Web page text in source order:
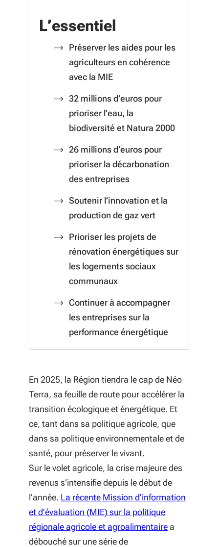
L’essentiel
Préserver les aides pour les
agriculteurs en cohérence
avec la MIE
32 millions d’euros pour
prioriser l’eau, la
biodiversité et Natura 2000
26 millions d’euros pour
prioriser la décarbonation
des entreprises
Soutenir l’innovation et la
production de gaz vert
Prioriser les projets de
rénovation énergétiques sur
les logements sociaux
communaux
Continuer à accompagner
les entreprises sur la
performance énergétique
En 2025, la Région tiendra le cap de Néo
Terra, sa feuille de route pour accélérer la
transition écologique et énergétique. Et
ce, tant dans sa politique agricole, que
dans sa politique environnementale et de
santé, pour préserver le vivant.
Sur le volet agricole, la crise majeure des
revenus s’intensifie depuis le début de
l’année. La récente Mission d’information
et d’évaluation (MIE) sur la politique
régionale agricole et agroalimentairea
débouché sur une série de